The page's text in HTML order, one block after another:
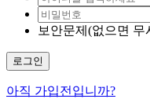
보안문제(없으면 무
로그인
아직 가입전입니까?